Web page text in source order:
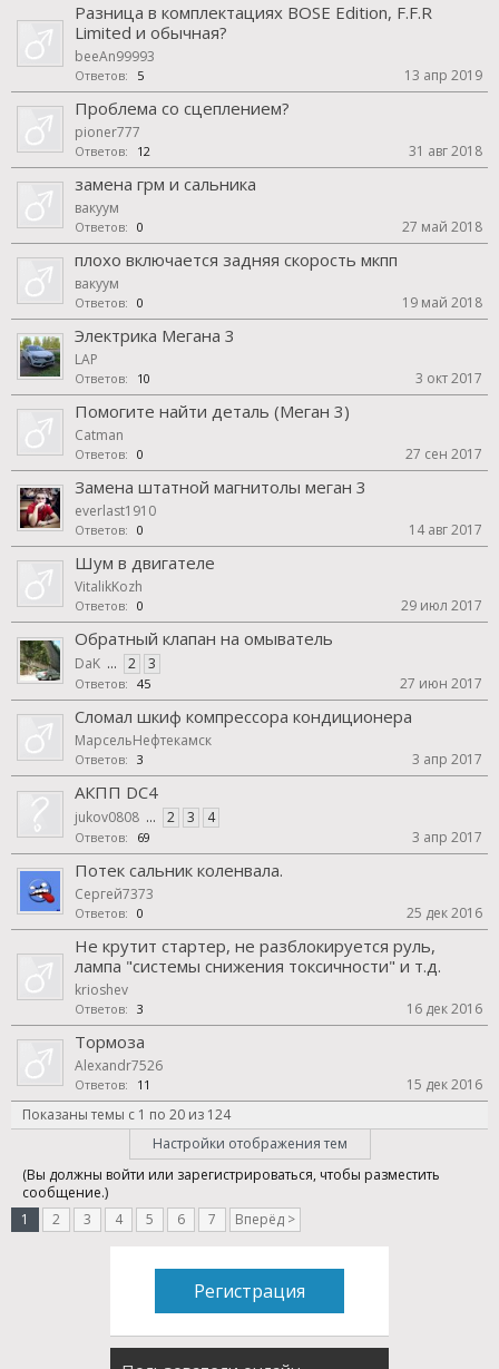
Разница в комплектациях BOSE Edition, F.F.R
Limited и обычная?
beeAn99993
Ответов: 5 13 апр 2019
Проблема со сцеплением?
pioner777
Ответов: 12 31 авг 2018
замена грм и сальника
вакуум
Ответов: 0 27 май 2018
плохо включается задняя скорость мкпп
вакуум
Ответов: 0 19 май 2018
Электрика Мегана 3
LAP
Ответов: 10 3 окт 2017
Помогите найти деталь (Меган 3)
Catman
Ответов: 0 27 сен 2017
Замена штатной магнитолы меган 3
everlast1910
Ответов: 0 14 авг 2017
Шум в двигателе
VitalikKozh
Ответов: 0 29 июл 2017
Обратный клапан на омыватель
DaK ... 2 3
Ответов: 45 27 июн 2017
Сломал шкиф компрессора кондиционера
МарсельНефтекамск
Ответов: 3 3 апр 2017
АКПП DC4
jukov0808 ... 2 3 4
Ответов: 69 3 апр 2017
Потек сальник коленвала.
Сергей7373
Ответов: 0 25 дек 2016
Не крутит стартер, не разблокируется руль,
лампа "системы снижения токсичности" и т.д.
krioshev
Ответов: 3 16 дек 2016
Тормоза
Alexandr7526
Ответов: 11
15 дек 2016
Показаны темы с 1 по 20 из 124
Настройки отображения тем
(Вы должны войти или зарегистрироваться, чтобы разместить
сообщение.)
1
2 3 4 5 6 7 Вперёд >
Регистрация